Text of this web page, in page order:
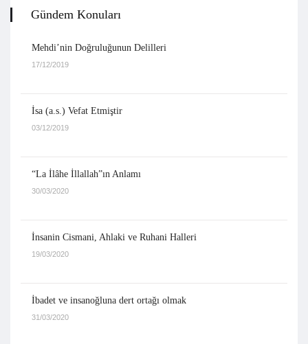
Gündem Konuları
Mehdi’nin Doğruluğunun Delilleri
17/12/2019
İsa (a.s.) Vefat Etmiştir
03/12/2019
“La İlâhe İllallah”ın Anlamı
30/03/2020
İnsanin Cismani, Ahlaki ve Ruhani Halleri
19/03/2020
İbadet ve insanoğluna dert ortağı olmak
31/03/2020